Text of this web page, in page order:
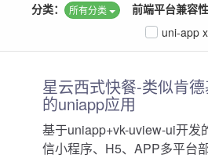
前端平台兼容
分类： 所有分类
uni-app x
星云西式快餐-类似肯
的uniapp应用
基于uniapp+vk-uview-ui开发
信小程序、H5、APP多平台